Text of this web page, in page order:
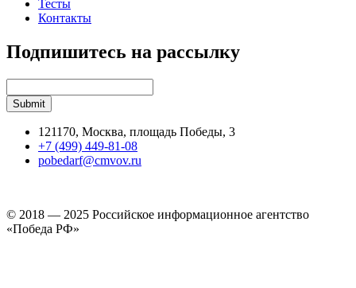
Тесты
Контакты
Подпишитесь на рассылку
121170, Москва, площадь Победы, 3
+7 (499) 449-81-08
pobedarf@cmvov.ru
© 2018 — 2025 Российское информационное агентство
«Победа РФ»